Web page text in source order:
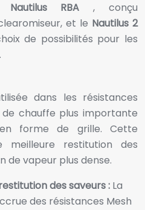
Nautilus RBA, conçu
et le Nautilus 2
de possibilités pour les
dans les résistances
chauffe plus importante
forme de grille. Cette
meilleure restitution des
de vapeur plus dense.
des saveurs : La
des résistances Mesh